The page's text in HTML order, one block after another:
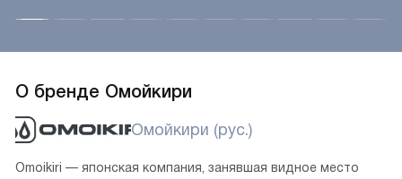
О бренде Омойкири
Омойкири (рус.)
Omoikiri — японская компания, занявшая видное место